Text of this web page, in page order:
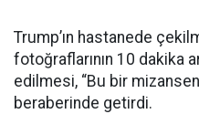
Trump’ın hastanede
fotoğraflarının 10 dakika
edilmesi, “Bu bir mizansen
beraberinde getirdi.